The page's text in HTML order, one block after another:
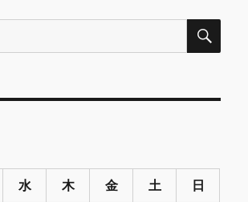
検
水 木 金 土 日